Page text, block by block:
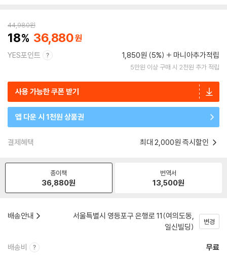
44,980원
18 36,880
YES포인트 1,850원 (5%) 마니아추가적립
5만원 이상 구매 시 2천원 추가 적립
사용 가능한 쿠폰 받기
앱 다운 시 1천원 상품권
결제혜택 최대 2,000원 즉시할인
종이책
36,880원
번역서
13,500원
배송안내
서울특별시 영등포구 은행로 11(여의도동,
일신빌딩)
변경
배송비 무료